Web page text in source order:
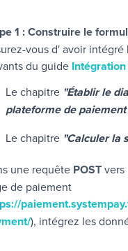
1 : Construire le
vous d' avoir intégré
du guide
Le chapitre "Établir le
plateforme de
Le chapitre "Calculer la
une requête POSTvers
de paiement
), intégrez les